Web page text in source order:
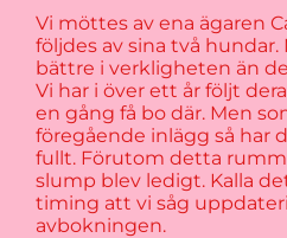
Vi möttes av ena ägaren
följdes av sina två hundar.
bättre i verkligheten än
Vi har i över ett år följt
en gång få bo där. Men
föregående inlägg så har
fullt. Förutom detta
slump blev ledigt. Kalla
timing att vi såg
avbokningen.